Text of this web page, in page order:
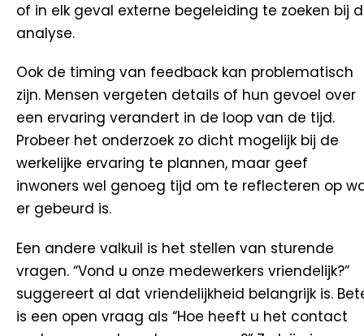
of in elk geval externe begeleiding te zoeken bij
analyse.
Ook de timing van feedback kan problematisch
zijn. Mensen vergeten details of hun gevoel over
een ervaring verandert in de loop van de tijd.
Probeer het onderzoek zo dicht mogelijk bij de
werkelijke ervaring te plannen, maar geef
inwoners wel genoeg tijd om te reflecteren op
er gebeurd is.
Een andere valkuil is het stellen van sturende
vragen. “Vond u onze medewerkers vriendelijk?”
suggereert al dat vriendelijkheid belangrijk is.
is een open vraag als “Hoe heeft u het contact